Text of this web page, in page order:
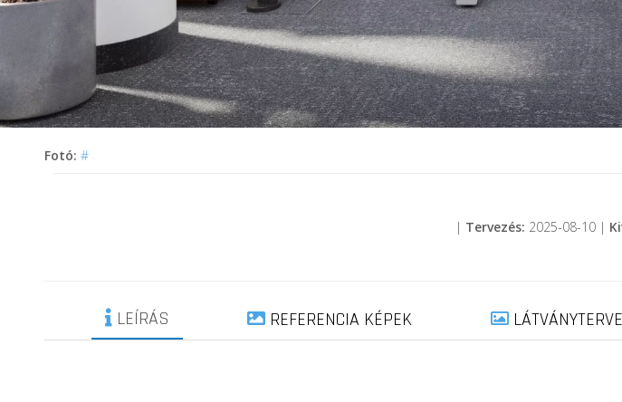
Fotó: #
| Tervezés: 2025-08-10 |
LEÍRÁS REFERENCIA KÉPEK